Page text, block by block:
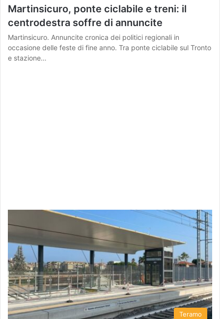
Martinsicuro, ponte ciclabile e treni: il
centrodestra soffre di annuncite
Martinsicuro. Annuncite cronica dei politici regionali in
occasione delle feste di fine anno. Tra ponte ciclabile sul Tronto
e stazione…
Teramo